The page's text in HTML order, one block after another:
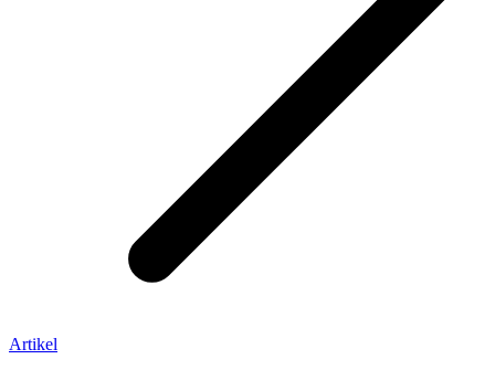
Artikel